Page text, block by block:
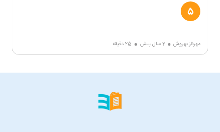
مهرناز بهروش 2 سال پیش 25 دقیقه